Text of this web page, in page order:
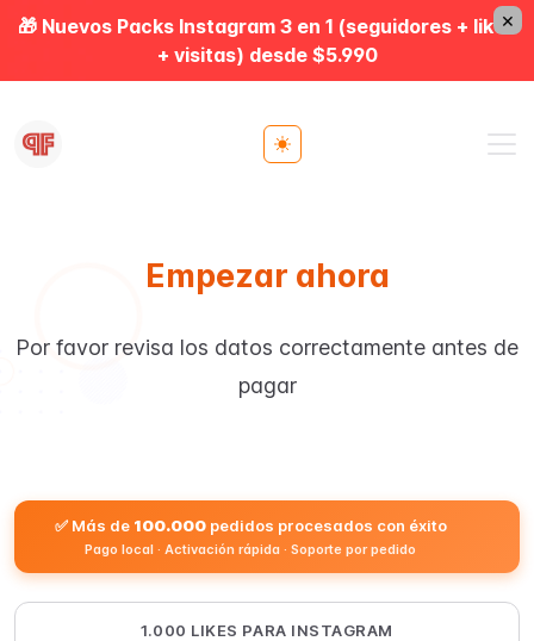
×
🎁 Nuevos Packs Instagram 3 en 1 (seguidores + likes
+ visitas) desde $5.990
Toggle theme
Empezar ahora
Por favor revisa los datos correctamente antes de
pagar
✅ Más de 100.000pedidos procesados con éxito
Pago local · Activación rápida · Soporte por pedido
1.000 LIKES PARA INSTAGRAM